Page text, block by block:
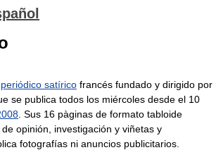
periódico satírico francés fundado y dirigido por
se publica todos los miércoles desde el 10
. Sus 16 pàginas de formato tabloide
opinión, investigación y viñetas y
fotografías ni anuncios publicitarios.